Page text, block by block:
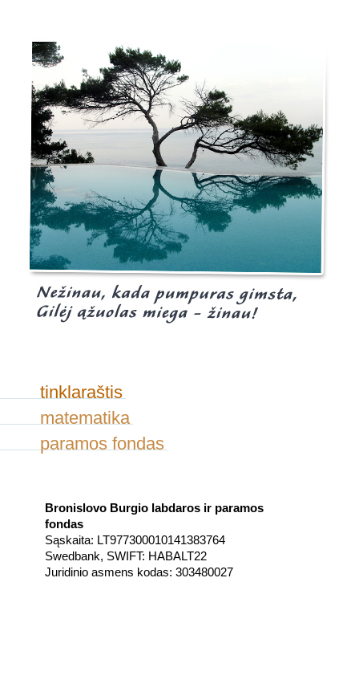
tinklaraštis
matematika
paramos fondas
Bronislovo Burgio labdaros ir paramos
fondas
Sąskaita: LT977300010141383764
Swedbank, SWIFT: HABALT22
Juridinio asmens kodas: 303480027